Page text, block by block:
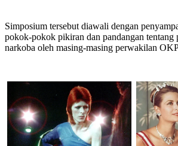
Simposium tersebut diawali dengan
pokok-pokok pikiran dan pandangan tentang
narkoba oleh masing-masing perwakilan